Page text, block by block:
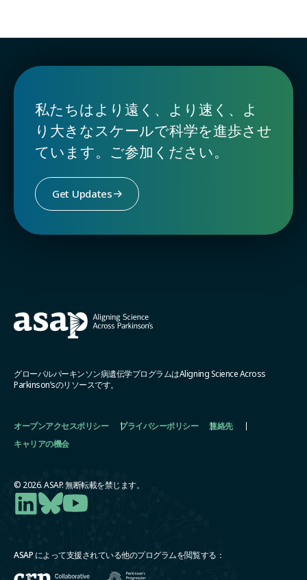
私たちはより遠く、より速く、よ
り大きなスケールで科学を進歩させ
ています。ご参加ください。
Get Updates
グローバルパーキンソン病遺伝学プログラムはAligning Science Across
Parkinson’sのリソースです。
オープンアクセスポリシー プライバシーポリシー
連絡先
キャリアの機会
© 2026. ASAP. 無断転載を禁じます。
ASAP によって支援されている他のプログラムを閲覧する：